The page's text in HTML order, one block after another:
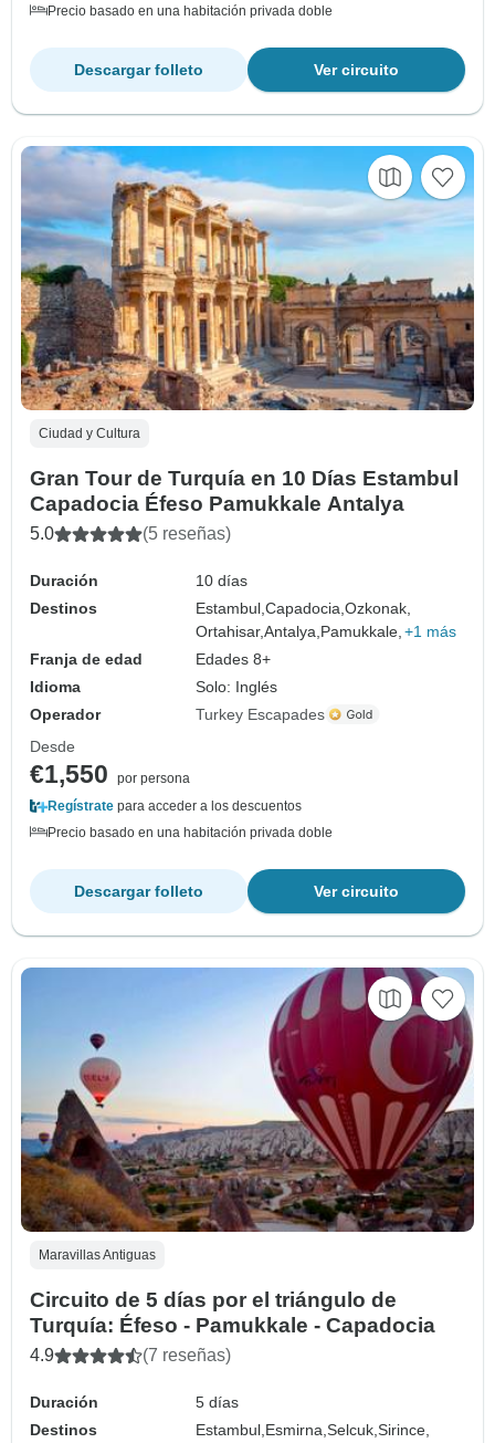
Precio basado en una habitación privada doble
Ver circuito
Descargar folleto
Ciudad y Cultura
Gran Tour de Turquía en 10 Días Estambul
Capadocia Éfeso Pamukkale Antalya
5.0 (5 reseñas)
Duración
10 días
Destinos
Estambul,Capadocia,Ozkonak,
Ortahisar,Antalya, Pamukkale, +1 más
Franja de edad
Edades 8+
Idioma
Solo: Inglés
Operador
Turkey Escapades
Desde
€1,550
por persona
Regístrate para acceder a los descuentos
Precio basado en una habitación privada doble
Ver circuito
Descargar folleto
Maravillas Antiguas
Circuito de 5 días por el triángulo de
Turquía: Éfeso - Pamukkale - Capadocia
4.9 (7 reseñas)
Duración
5 días
Destinos
Estambul, Esmirna,Selcuk,Sirince,